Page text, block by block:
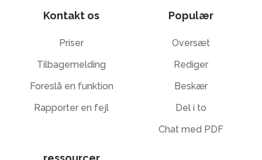
Kontakt os
Priser
Tilbagemelding
Foreslå en funktion
Rapporter en fejl
Populær
Oversæt
Rediger
Beskær
Del i to
Chat med PDF